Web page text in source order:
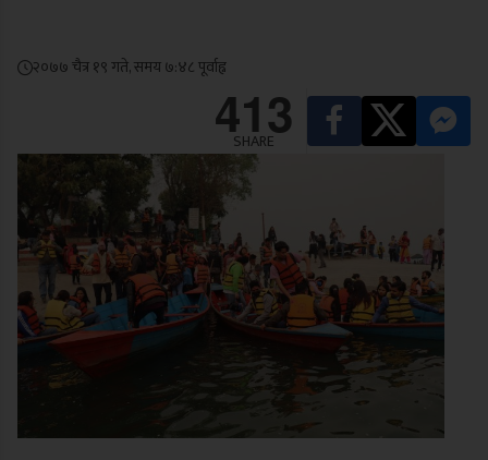
२०७७ चैत्र १९ गते, समय ७:४८ पूर्वाह्न
413
SHARE